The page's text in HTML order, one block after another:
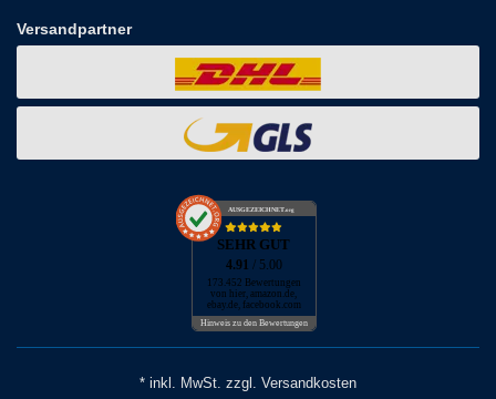
Versandpartner
AUSGEZEICHNET.org
SEHR GUT
4.91 / 5.00
173.452 Bewertungen
von hier, amazon.de,
ebay.de, facebook.com
Hinweis zu den Bewertungen
* inkl. MwSt. zzgl. Versandkosten